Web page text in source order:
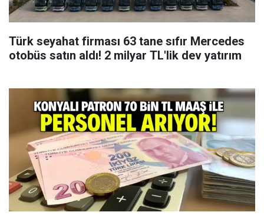
Türk seyahat firması 63 tane sıfır Mercedes
otobüs satın aldı! 2 milyar TL'lik dev yatırım